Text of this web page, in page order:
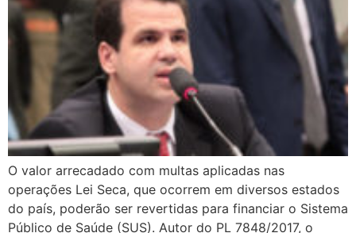
O valor arrecadado com multas aplicadas nas
operações Lei Seca, que ocorrem em diversos estados
do país, poderão ser revertidas para financiar o Sistema
Público de Saúde (SUS). Autor do PL 7848/2017, o